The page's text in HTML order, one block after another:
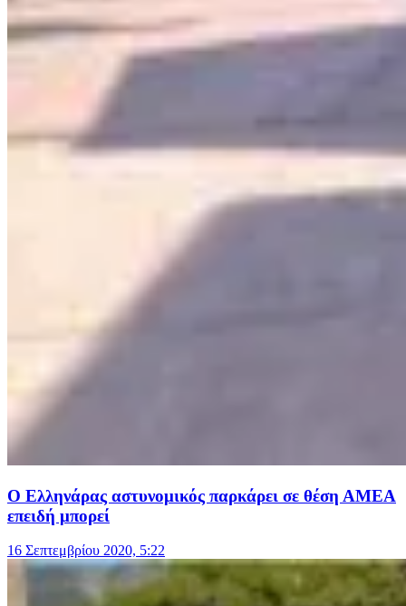
Ο Ελληνάρας αστυνομικός παρκάρει σε θέση ΑΜΕΑ
επειδή μπορεί
16 Σεπτεμβρίου 2020, 5:22